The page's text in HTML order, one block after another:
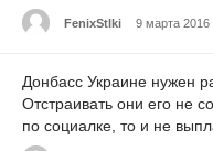
FenixStlki 9 марта 2016
Донбасс Украине нужен
Отстраивать они его не
по социалке, то и не